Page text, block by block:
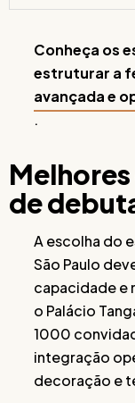
Conheça os
estruturar a
avançada e
.
de
A escolha do
São Paulo
capacidade e
o Palácio
1000
integração
decoração e